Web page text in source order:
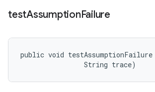
testAssumptionFailure
public void
                String trace)